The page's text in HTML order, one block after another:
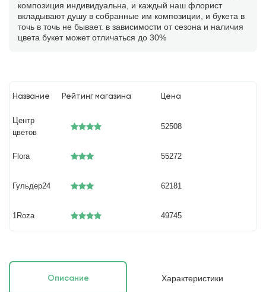
композиция индивидуальна, и каждый наш флорист
вкладывают душу в собранные им композиции, и букета в
точь в точь не бывает. в зависимости от сезона и наличия
цвета букет может отличаться до 30%
Название Рейтинг магазина Цена
Центр
цветов
52508
Flora 55272
Гульдер24 62181
1Roza 49745
Описание Характеристики